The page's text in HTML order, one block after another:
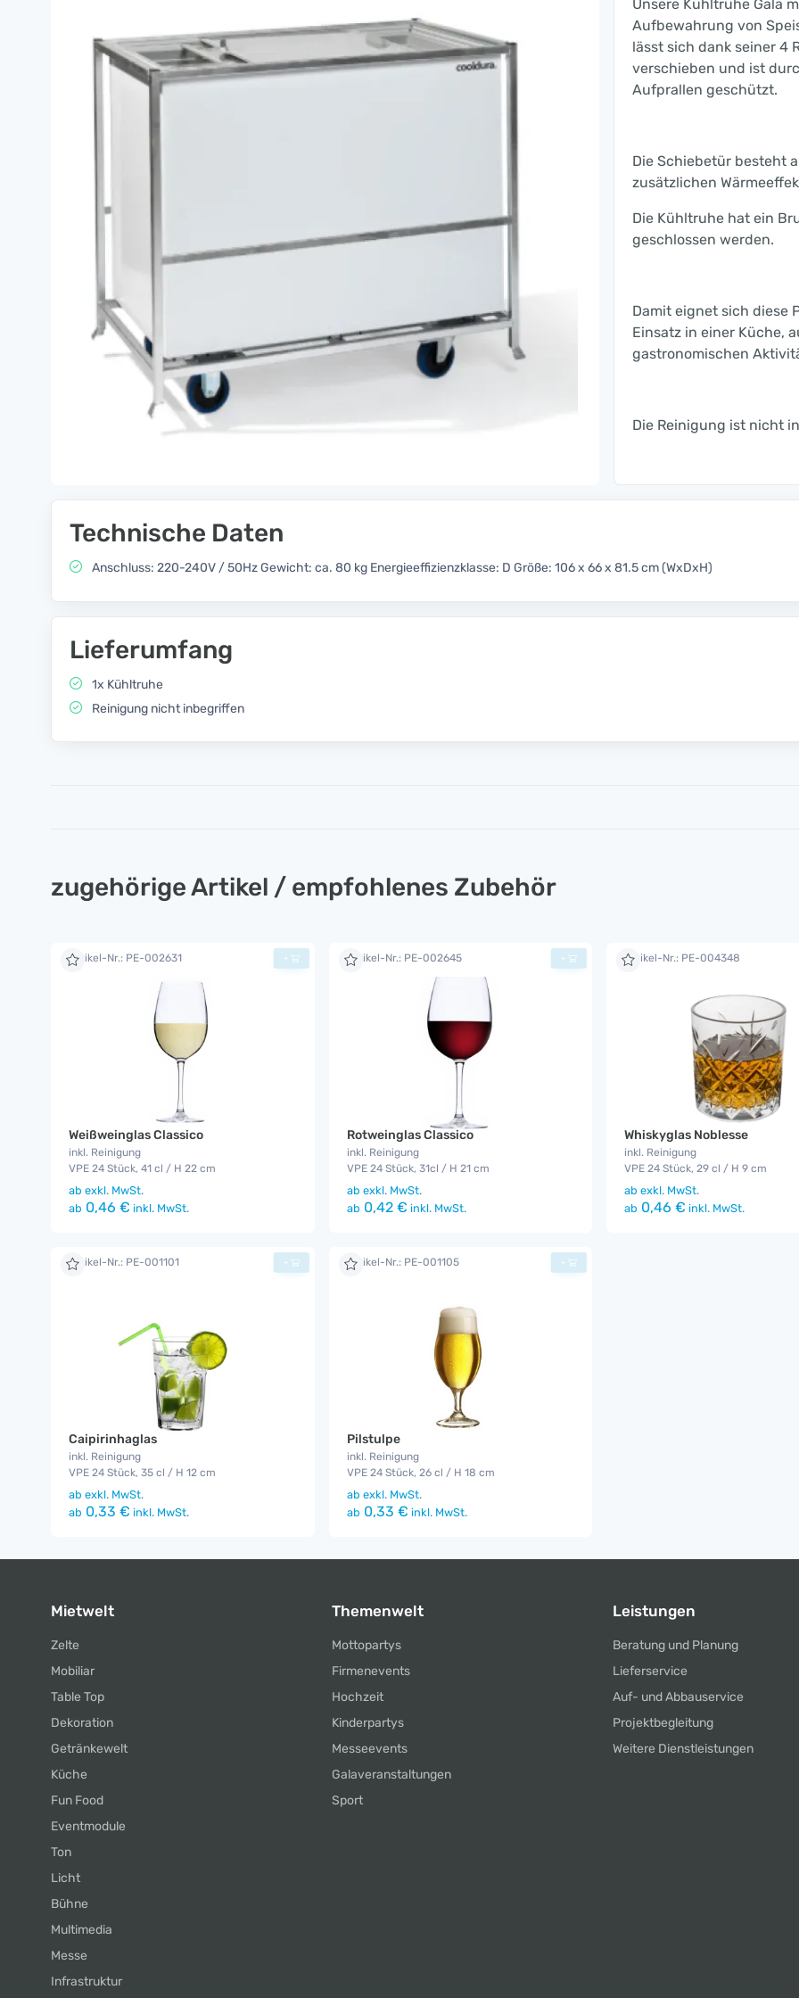
Unsere Kühltruhe Gala
Aufbewahrung von
lässt sich dank seiner 4
verschieben und ist
Aufprallen geschützt.
Die Schiebetür besteht
zusätzlichen
Die Kühltruhe hat ein
geschlossen werden.
Damit eignet sich diese
Einsatz in einer Küche,
gastronomischen
Die Reinigung ist nicht
Technische Daten
Anschluss: 220-240V / 50Hz Gewicht: ca. 80 kg Energieeffizienzklasse: D Größe: 106 x 66 x 81.5 cm (WxDxH)
Lieferumfang
1x Kühltruhe
Reinigung nicht inbegriffen
zugehörige Artikel / empfohlenes Zubehör
Artikel-Nr.: PE-002631
Weißweinglas Classico
inkl. Reinigung
VPE 24 Stück, 41 cl / H 22 cm
ab exkl. MwSt.
ab 0,46 € inkl. MwSt.
+ Artikel-Nr.: PE-002645
Rotweinglas Classico
inkl. Reinigung
VPE 24 Stück, 31cl / H 21 cm
ab exkl. MwSt.
ab 0,42 € inkl. MwSt.
+ Artikel-Nr.: PE-004348
Whiskyglas Noblesse
inkl. Reinigung
VPE 24 Stück, 29 cl / H 9 cm
ab exkl. MwSt.
ab 0,46 € inkl. MwSt.
Artikel-Nr.: PE-001101
Caipirinhaglas
inkl. Reinigung
VPE 24 Stück, 35 cl / H 12 cm
ab exkl. MwSt.
ab 0,33 € inkl. MwSt.
+ Artikel-Nr.: PE-001105
Pilstulpe
inkl. Reinigung
VPE 24 Stück, 26 cl / H 18 cm
ab exkl. MwSt.
ab 0,33 € inkl. MwSt.
+
Mietwelt
Zelte
Mobiliar
Table Top
Dekoration
Getränkewelt
Küche
Fun Food
Eventmodule
Ton
Licht
Bühne
Multimedia
Messe
Infrastruktur
Themenwelt
Mottopartys
Firmenevents
Hochzeit
Kinderpartys
Messeevents
Galaveranstaltungen
Sport
Leistungen
Beratung und Planung
Lieferservice
Auf- und Abbauservice
Projektbegleitung
Weitere Dienstleistungen